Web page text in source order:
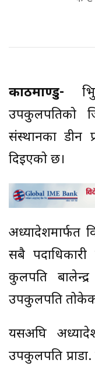
काठमाण्डु-
उपकुलपतिको
संस्थानका डीन
दिइएको छ।
अध्यादेशमार्फत
सबै पदाधिकारी
कुलपति बालेन्द्र
उपकुलपति
यसअघि
उपकुलपति